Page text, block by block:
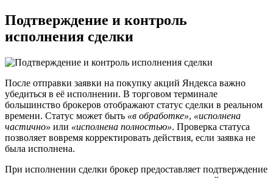
Подтверждение и контроль
исполнения сделки
После отправки заявки на покупку акций Яндекса важно
убедиться в её исполнении. В торговом терминале
большинство брокеров отображают статус сделки в реальном
времени. Статус может быть «в обработке», «исполнена
частично» или «исполнена полностью». Проверка статуса
позволяет вовремя корректировать действия, если заявка не
была исполнена.
При исполнении сделки брокер предоставляет подтверждение